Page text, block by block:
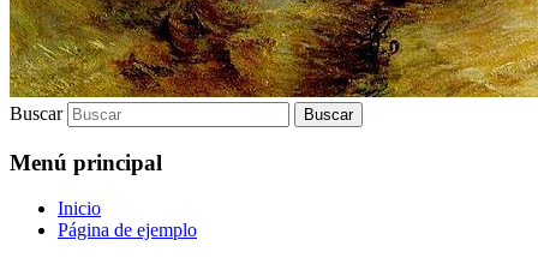
Buscar
Menú principal
Inicio
Página de ejemplo